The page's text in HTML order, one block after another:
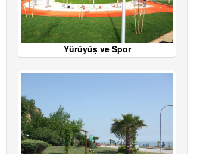
Yürüyüş ve Spor